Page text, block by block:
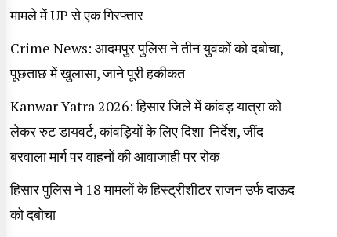
मामले में UP से एक गिरफ्तार
Crime News: आदमपुर पुलिस ने तीन युवकों को दबोचा,
पूछताछ में खुलासा, जाने पूरी हकीकत
Kanwar Yatra 2026: हिसार जिले में कांवड़ यात्रा को
लेकर रुट डायवर्ट, कांवड़ियों के लिए दिशा-निर्देश, जींद
बरवाला मार्ग पर वाहनों की आवाजाही पर रोक
हिसार पुलिस ने 18 मामलों के हिस्ट्रीशीटर राजन उर्फ दाऊद
को दबोचा